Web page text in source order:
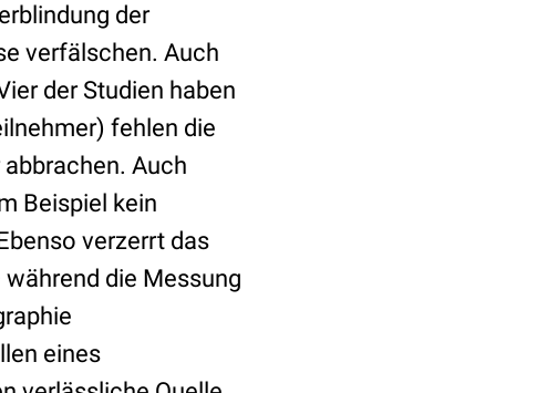
der
verfälschen. Auch
der Studien haben
fehlen die
Auch
Beispiel kein
verzerrt das
die Messung
eines